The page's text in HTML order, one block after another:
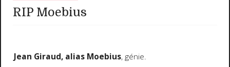
RIP Moebius
Jean Giraud, alias Moebius, génie.